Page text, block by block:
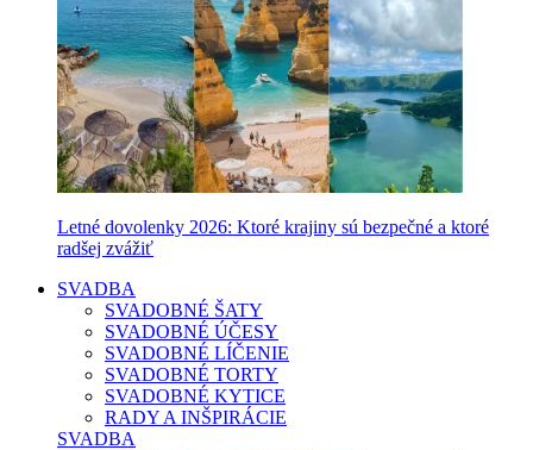
Letné dovolenky 2026: Ktoré krajiny sú bezpečné a ktoré
radšej zvážiť
SVADBA
SVADOBNÉ ŠATY
SVADOBNÉ ÚČESY
SVADOBNÉ LÍČENIE
SVADOBNÉ TORTY
SVADOBNÉ KYTICE
RADY A INŠPIRÁCIE
SVADBA